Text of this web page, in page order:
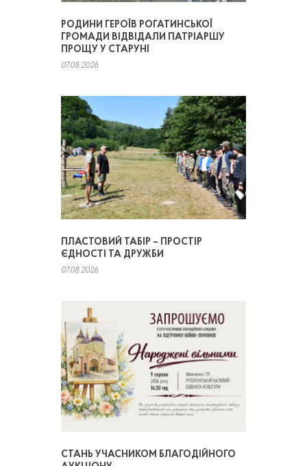
РОДИНИ ГЕРОЇВ РОГАТИНСЬКОЇ
ГРОМАДИ ВІДВІДАЛИ ПАТРІАРШУ
ПРОЩУ У СТАРУНІ
07.08.2026
ПЛАСТОВИЙ ТАБІР – ПРОСТІР
ЄДНОСТІ ТА ДРУЖБИ
07.08.2026
СТАНЬ УЧАСНИКОМ БЛАГОДІЙНОГО